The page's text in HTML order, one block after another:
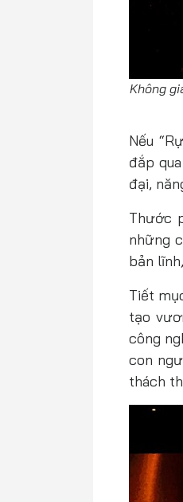
Không
Nếu
đắp
đại,
Thước
những
bản
Tiết
tạo
công
con
thách